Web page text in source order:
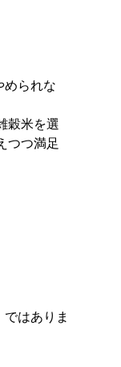
められな
穀米を選
つつ満足
はありま